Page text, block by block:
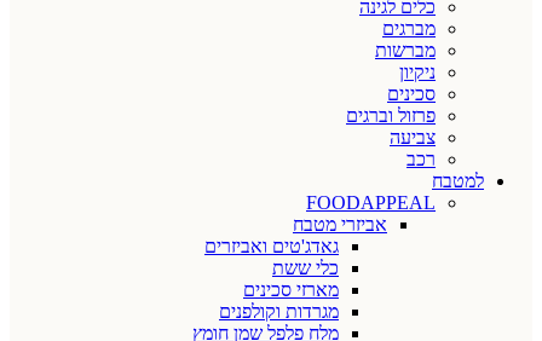
כלים לגינה
מברגים
מברשות
ניקיון
סכינים
פרזול וברגים
צביעה
רכב
למטבח
FOODAPPEAL
אביזרי מטבח
גאדג'טים ואביזרים
כלי ששת
מארזי סכינים
מגרדות וקולפנים
מלח פלפל שמן חומץ